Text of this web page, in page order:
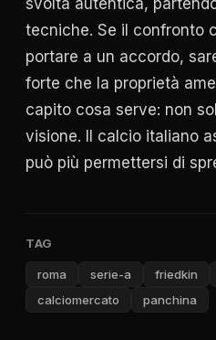
tecniche. Se il confronto
portare a un accordo,
forte che la proprietà
capito cosa serve: non
visione. Il calcio italiano
può più permettersi di
TAG
roma serie-a friedkin
calciomercato
panchina